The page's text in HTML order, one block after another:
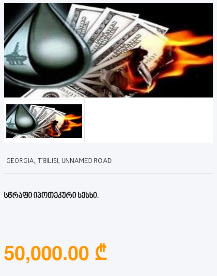
GEORGIA, T'BILISI, UNNAMED ROAD
სწრაფი იპოთეკური სესხი.
50,000.00 ₾